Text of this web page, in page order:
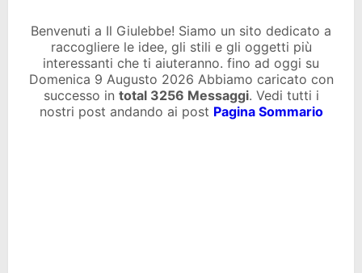
Benvenuti a Il Giulebbe! Siamo un sito dedicato a
raccogliere le idee, gli stili e gli oggetti più
interessanti che ti aiuteranno. fino ad oggi su
Domenica 9 Augusto 2026 Abbiamo caricato con
successo in total 3256 Messaggi. Vedi tutti i
nostri post andando ai post Pagina Sommario